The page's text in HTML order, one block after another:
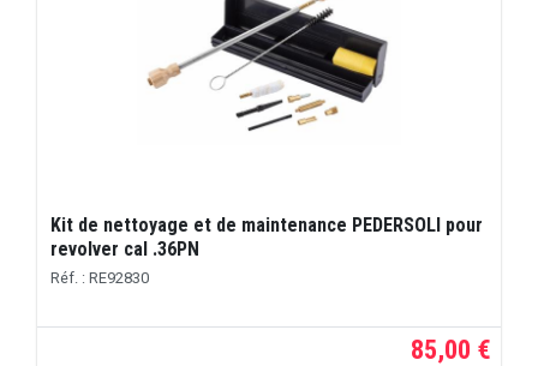
Kit de nettoyage et de maintenance PEDERSOLI pour
revolver cal .36PN
Réf. : RE92830
85,00 €